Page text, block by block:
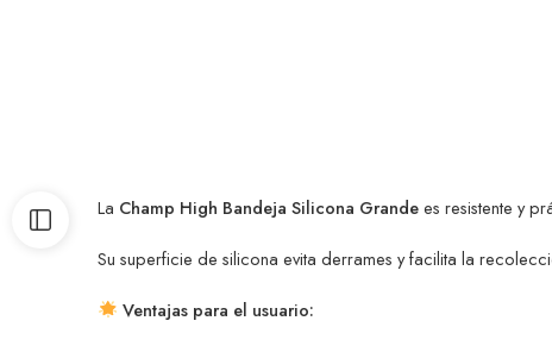
La Champ High Bandeja Silicona Grandees resistente y
Su superficie de silicona evita derrames y facilita la
Ventajas para el usuario: